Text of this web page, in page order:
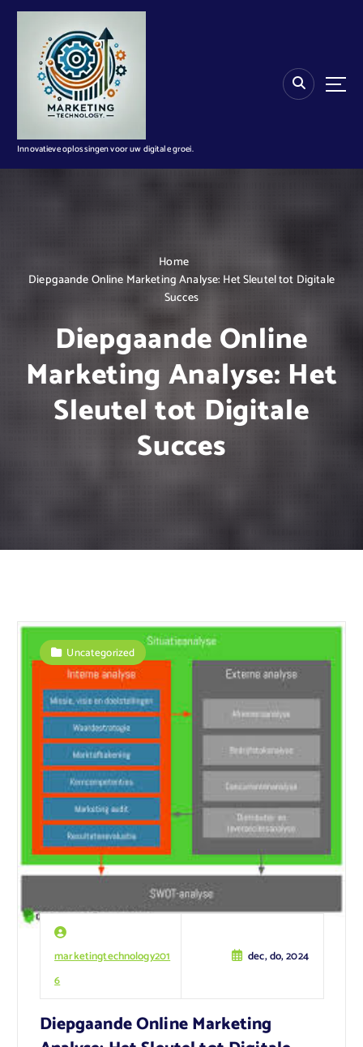
n
Innovatieve oplossingen voor uw digitale groei.
Home
Diepgaande Online Marketing Analyse: Het Sleutel tot Digitale
Succes
Diepgaande Online
Marketing Analyse: Het
Sleutel tot Digitale
Succes
marketingtechnology201
6
dec, do, 2024
Uncategorized
Diepgaande Online Marketing